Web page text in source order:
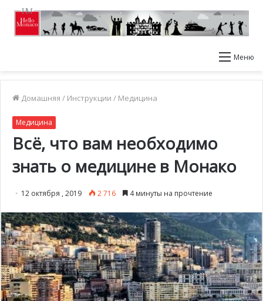
Меню
Домашняя / Инструкции / Медицина
Медицина
Всё, что вам необходимо
знать о медицине в Монако
12 октября , 2019 2 716 4 минуты на прочтение